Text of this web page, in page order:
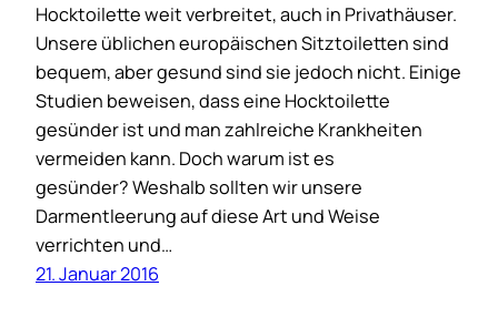
Hocktoilette weit verbreitet, auch in Privathäuser.
Unsere üblichen europäischen Sitztoiletten sind
bequem, aber gesund sind sie jedoch nicht. Einige
Studien beweisen, dass eine Hocktoilette
gesünder ist und man zahlreiche Krankheiten
vermeiden kann. Doch warum ist es
gesünder? Weshalb sollten wir unsere
Darmentleerung auf diese Art und Weise
verrichten und…
21. Januar 2016